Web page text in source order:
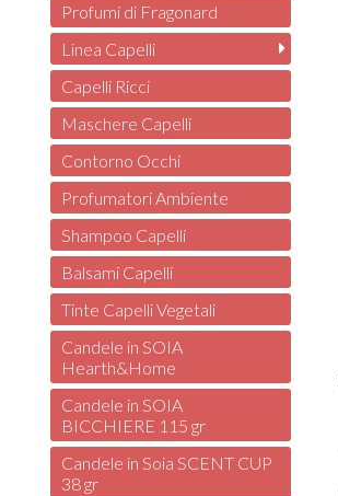
Profumi di Fragonard
Linea Capelli
Capelli Ricci
Maschere Capelli
Contorno Occhi
Profumatori Ambiente
Shampoo Capelli
Balsami Capelli
Tinte Capelli Vegetali
Candele in SOIA
Hearth&Home
Candele in SOIA
BICCHIERE 115 gr
Candele in Soia SCENT CUP
38 gr